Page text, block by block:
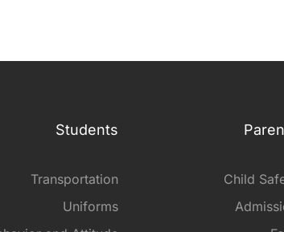
Child
Students
Transportation
Uniforms